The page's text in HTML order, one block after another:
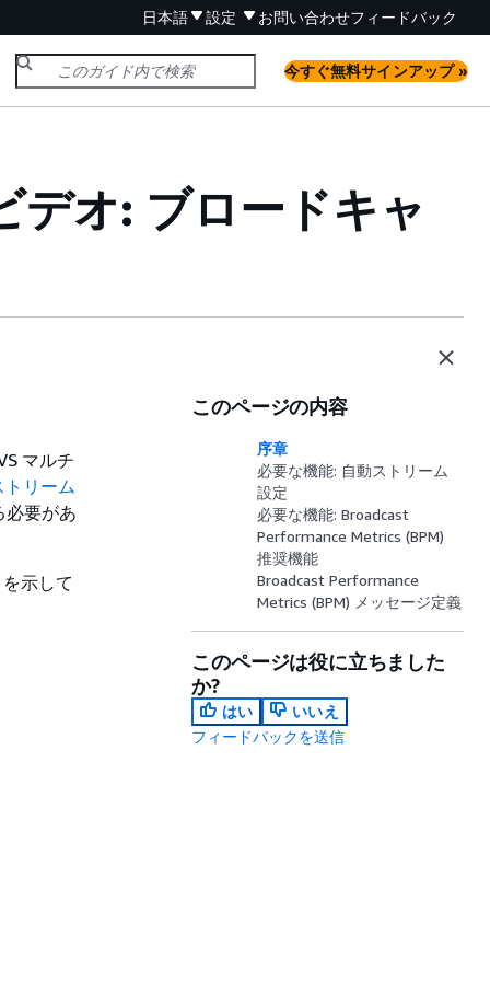
日本語 設定 お問い合わせフィードバック
今すぐ無料サインアップ »
デオ: ブロードキャ
マルチ
トリーム
必要があ
示して
このページの内容
序章
必要な機能: 自動ストリーム
設定
必要な機能: Broadcast
Performance Metrics (BPM)
推奨機能
Broadcast Performance
Metrics (BPM) メッセージ定義
このページは役に立ちました
か?
はい
いいえ
フィードバックを送信